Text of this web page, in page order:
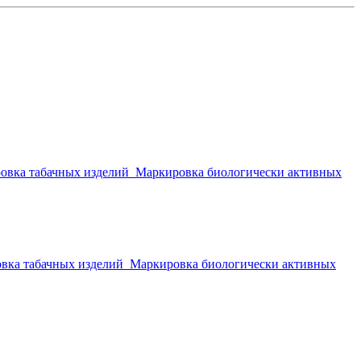
табачных изделий Маркировка биологически активных
табачных изделий Маркировка биологически активных